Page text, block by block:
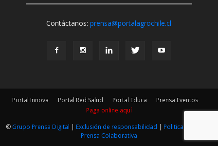
Contáctanos:prensa@portalagrochile.cl
Portal Innova Portal Red Salud Portal Educa
Prensa Eventos
Paga online aquí
© Grupo Prensa Digital | Exclusión de responsabilidad | Politica Editorial
Prensa Colaborativa